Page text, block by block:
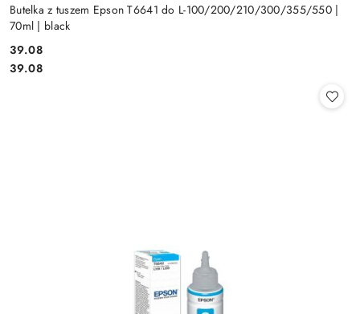
Butelka z tuszem Epson T6641 do L-100/200/210/300/355/550 |
70ml | black
Cena:
39.08
Cena:
39.08